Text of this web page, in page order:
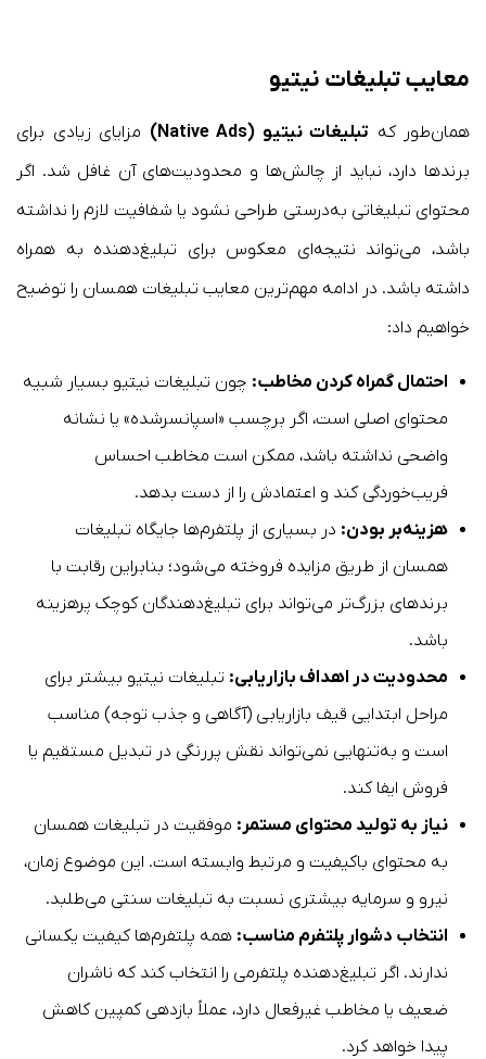
معایب تبلیغات نیتیو
همان‌طور که تبلیغات نیتیو (Native Ads)
مزایای زیادی برای
برندها دارد، نباید از چالش‌ها و محدودیت‌های آن غافل شد. اگر
محتوای تبلیغاتی به‌درستی طراحی نشود یا شفافیت لازم را نداشته
باشد، می‌تواند نتیجه‌ای معکوس برای تبلیغ‌دهنده به همراه
داشته باشد. در ادامه مهم‌ترین معایب تبلیغات همسان را توضیح
خواهیم داد:
احتمال گمراه کردن مخاطب: چون تبلیغات نیتیو بسیار شبیه
محتوای اصلی است، اگر برچسب «اسپانسرشده» یا نشانه
واضحی نداشته باشد، ممکن است مخاطب احساس
فریب‌خوردگی کند و اعتمادش را از دست بدهد.
هزینه‌بر بودن: در بسیاری از پلتفرم‌ها جایگاه تبلیغات
همسان از طریق مزایده فروخته می‌شود؛ بنابراین رقابت با
برندهای بزرگ‌تر می‌تواند برای تبلیغ‌دهندگان کوچک پرهزینه
باشد.
محدودیت در اهداف بازاریابی: تبلیغات نیتیو بیشتر برای
مراحل ابتدایی قیف بازاریابی (آگاهی و جذب توجه) مناسب
است و به‌تنهایی نمی‌تواند نقش پررنگی در تبدیل مستقیم یا
فروش ایفا کند.
نیاز به تولید محتوای مستمر: موفقیت در تبلیغات همسان
به محتوای باکیفیت و مرتبط وابسته است. این موضوع زمان،
نیرو و سرمایه بیشتری نسبت به تبلیغات سنتی می‌طلبد.
انتخاب دشوار پلتفرم مناسب: همه پلتفرم‌ها کیفیت یکسانی
ندارند. اگر تبلیغ‌دهنده پلتفرمی را انتخاب کند که ناشران
ضعیف یا مخاطب غیرفعال دارد، عملاً بازدهی کمپین کاهش
پیدا خواهد کرد.